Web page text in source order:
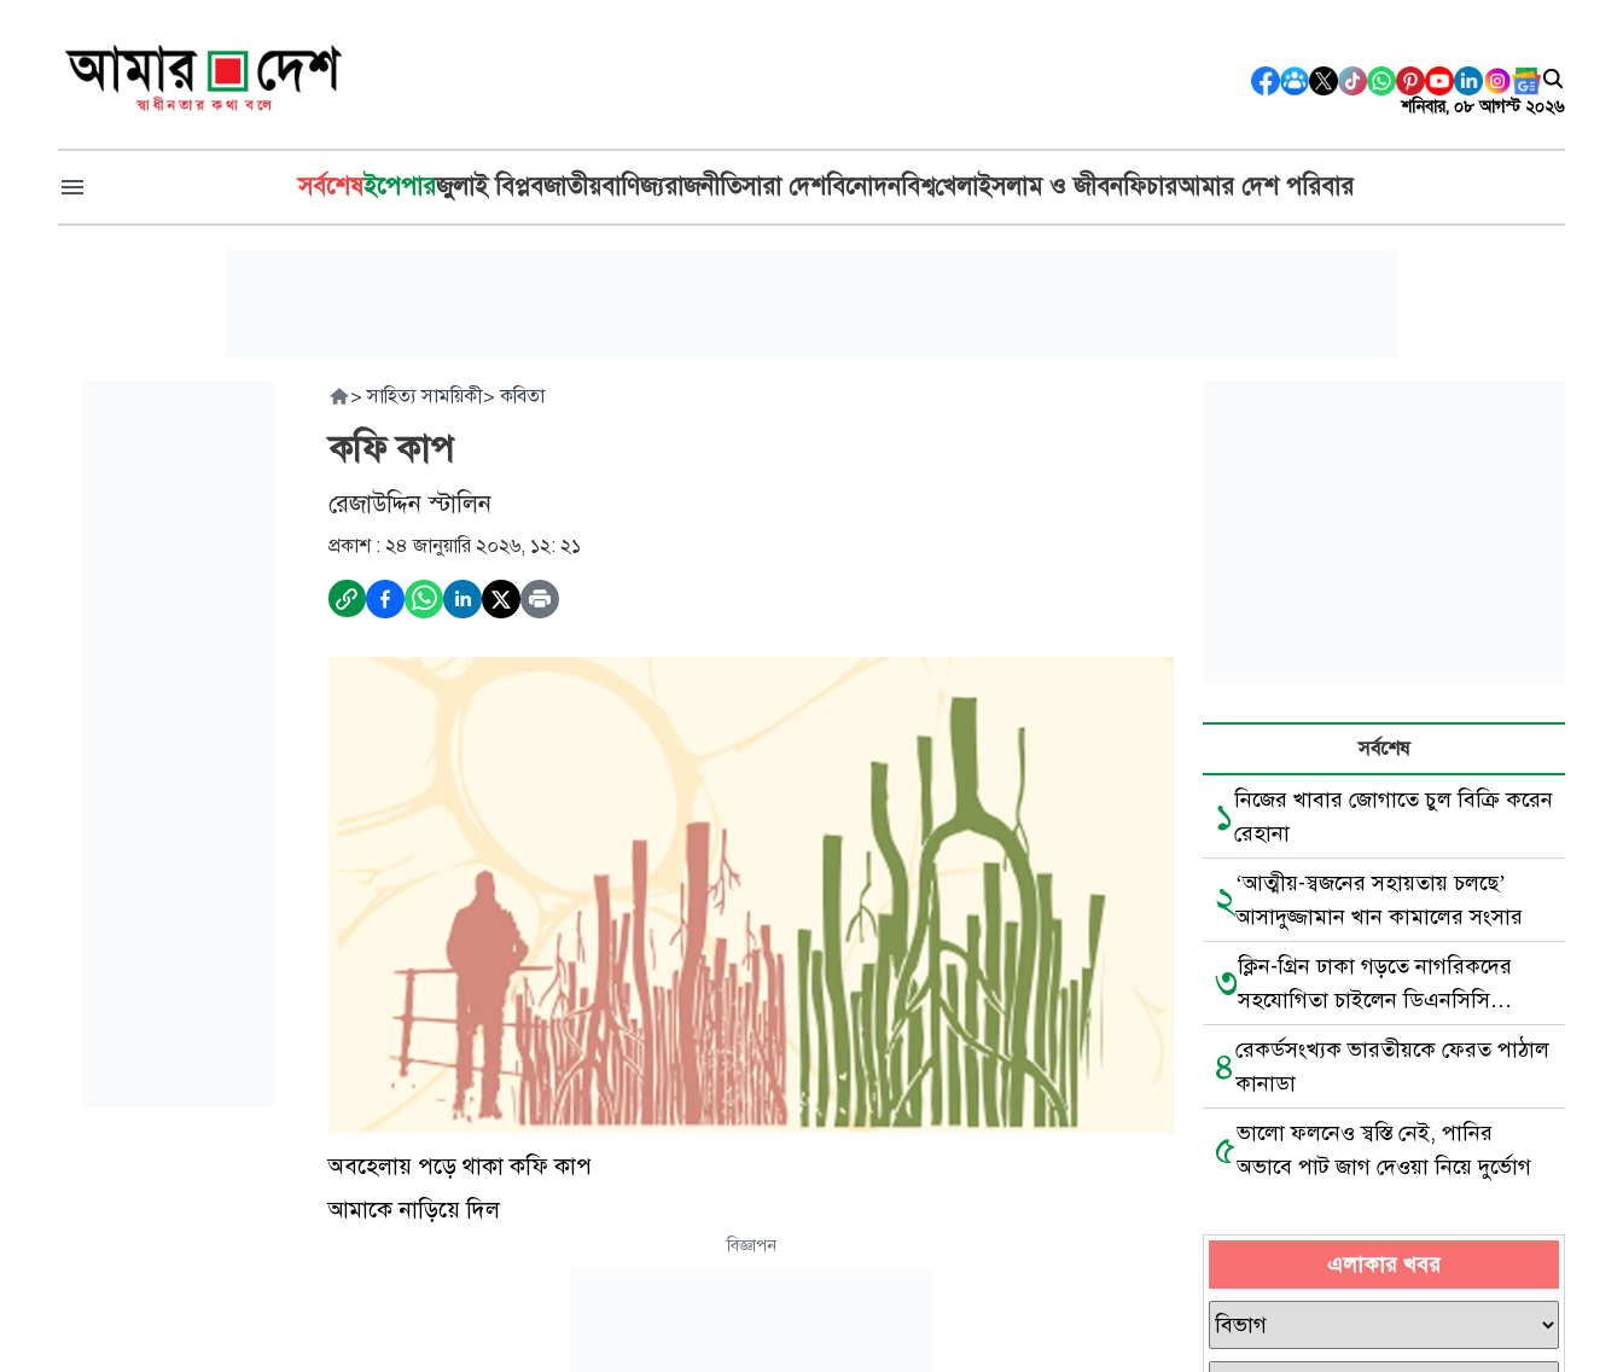
শনিবার, ০৮ আগস্ট ২০২৬
সর্বশেষইপেপারজুলাই বিপ্লবজাতীয়বাণিজ্যরাজনীতিসারা দেশবিনোদনবিশ্বখেলাইসলাম ও জীবনফিচারআমার দেশ পরিবার
> সাহিত্য সাময়িকী> কবিতা
কফি কাপ
রেজাউদ্দিন স্টালিন
প্রকাশ : ২৪ জানুয়ারি ২০২৬, ১২: ২১
অবহেলায় পড়ে থাকা কফি কাপ
আমাকে নাড়িয়ে দিল
বিজ্ঞাপন
সর্বশেষ
১নিজের খাবার জোগাতে চুল বিক্রি করেন
রেহানা
২‘আত্মীয়-স্বজনের সহায়তায় চলছে’
আসাদুজ্জামান খান কামালের সংসার
৩ক্লিন-গ্রিন ঢাকা গড়তে নাগরিকদের
সহযোগিতা চাইলেন ডিএনসিসি
প্রশাসক
৪রেকর্ডসংখ্যক ভারতীয়কে ফেরত পাঠাল
কানাডা
৫ভালো ফলনেও স্বস্তি নেই, পানির
অভাবে পাট জাগ দেওয়া নিয়ে দুর্ভোগ
এলাকার খবর